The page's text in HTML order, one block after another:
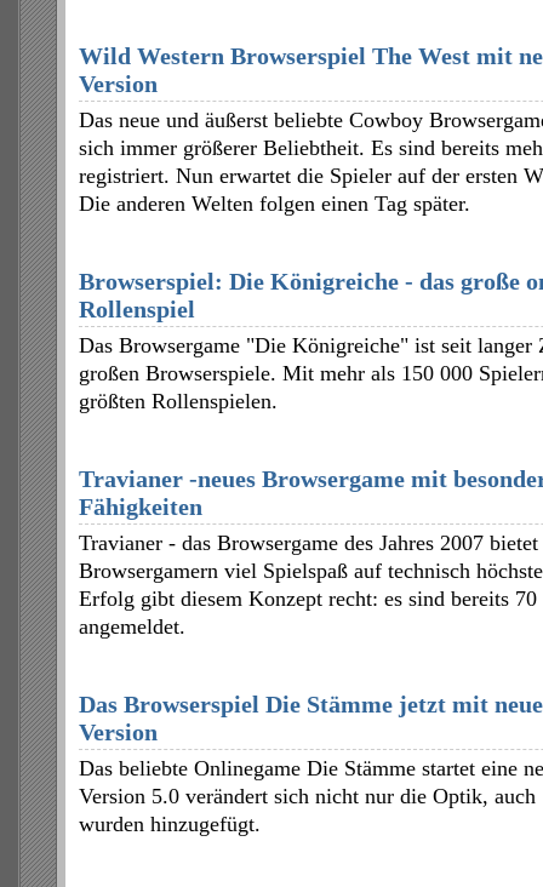
Wild Western Browserspiel The West mit
Version
Das neue und äußerst beliebte Cowboy
sich immer größerer Beliebtheit. Es sind bereits
registriert. Nun erwartet die Spieler auf der ersten
Die anderen Welten folgen einen Tag später.
Browserspiel: Die Königreiche - das große
Rollenspiel
Das Browsergame "Die Königreiche" ist seit langer
großen Browserspiele. Mit mehr als 150 000
größten Rollenspielen.
Travianer -neues Browsergame mit
Fähigkeiten
Travianer - das Browsergame des Jahres 2007
Browsergamern viel Spielspaß auf technisch
Erfolg gibt diesem Konzept recht: es sind bereits 70
angemeldet.
Das Browserspiel Die Stämme jetzt mit
Version
Das beliebte Onlinegame Die Stämme startet eine
Version 5.0 verändert sich nicht nur die Optik,
wurden hinzugefügt.